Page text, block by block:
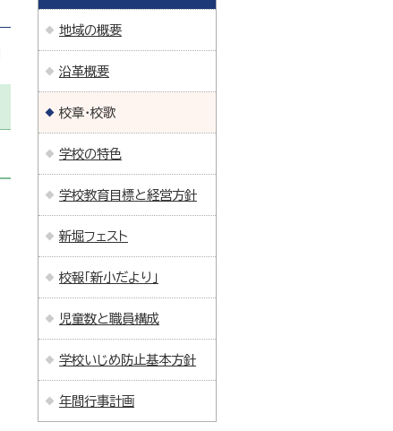
地域の概要
沿革概要
校章・校歌
学校の特色
学校教育目標と経営方針
新堀フェスト
校報「新小だより」
児童数と職員構成
学校いじめ防止基本方針
年間行事計画